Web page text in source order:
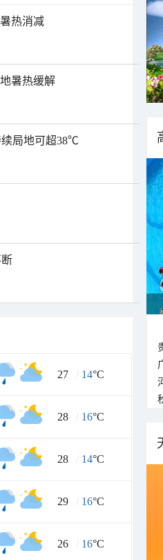
热消减
暑热缓解
续局地可超38℃
27 / 14°C
28 / 16°C
28 / 14°C
29 / 16°C
26 / 16°C